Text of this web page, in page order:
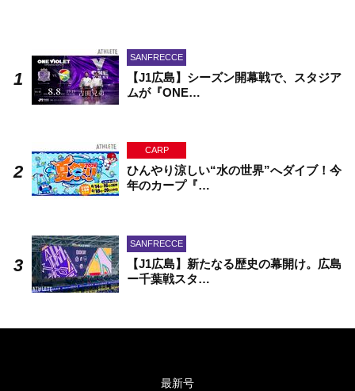
SANFRECCE
【J1広島】シーズン開幕戦で、スタジア
ムが『ONE…
CARP
ひんやり涼しい“水の世界”へダイブ！今
年のカープ『…
SANFRECCE
【J1広島】新たなる歴史の幕開け。広島
ー千葉戦スタ…
最新号